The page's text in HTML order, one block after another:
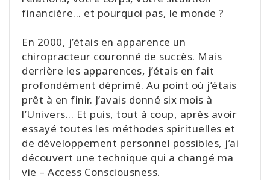
financière... et pourquoi pas, le monde ?
En 2000, j’étais en apparence un
chiropracteur couronné de succès. Mais
derrière les apparences, j’étais en fait
profondément déprimé. Au point où j’étais
prêt à en finir. J’avais donné six mois à
l’Univers... Et puis, tout à coup, après avoir
essayé toutes les méthodes spirituelles et
de développement personnel possibles, j’ai
découvert une technique qui a changé ma
vie – Access Consciousness.